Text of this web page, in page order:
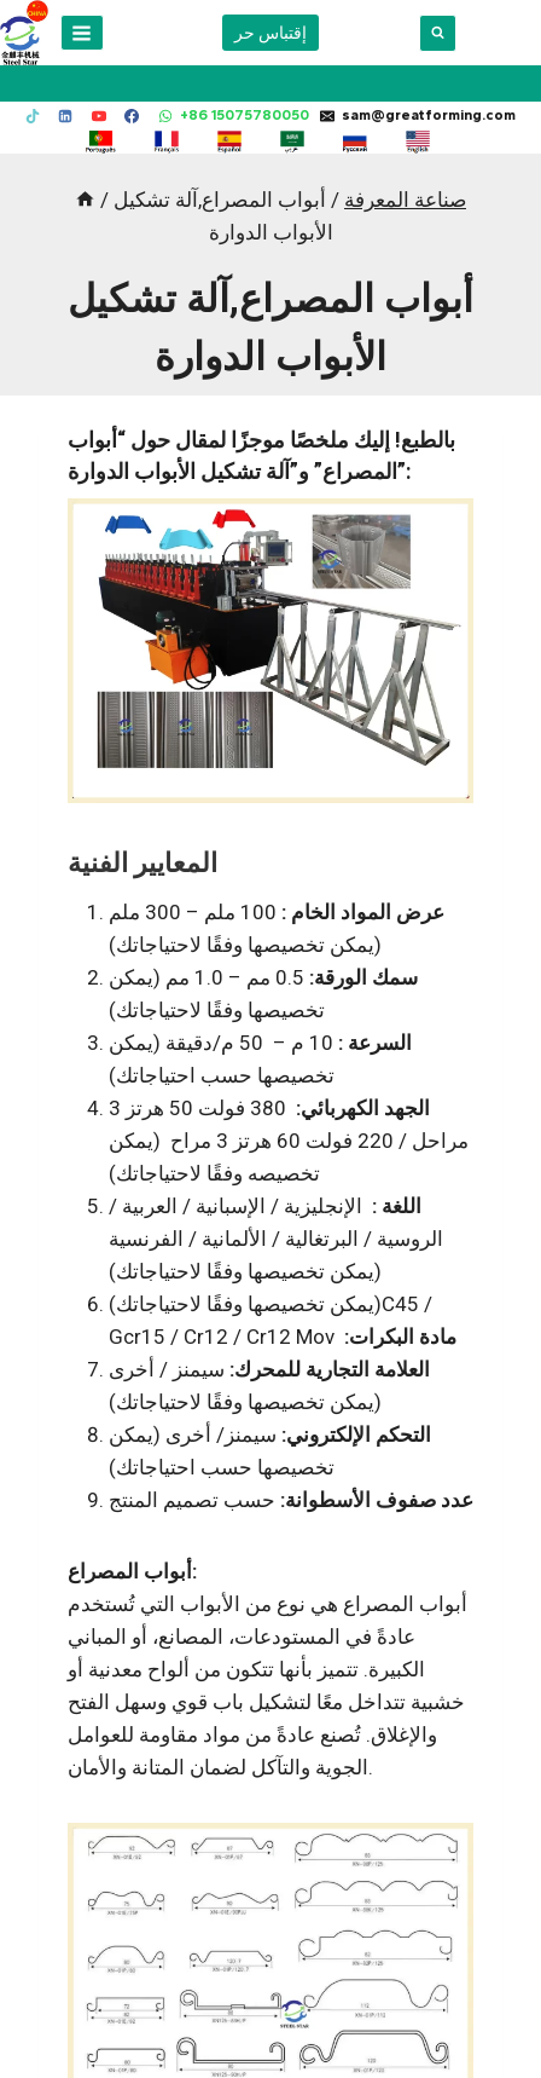
Skip
to
إقتباس حر
+86 15075780050 sam@greatforming.com
/ صناعة المعرفة / أبواب المصراع,آلة تشكيل
الأبواب الدوارة
أبواب المصراع,آلة تشكيل
الأبواب الدوارة
بالطبع! إليك ملخصًا موجزًا لمقال حول “أبواب
المصراع” و”آلة تشكيل الأبواب الدوارة”:
عرض المواد الخام :
100 ملم – 300 ملم
(يمكن تخصيصها وفقًا لاحتياجاتك)
سمك الورقة:
0.5 مم – 1.0 مم (يمكن
تخصيصها وفقًا لاحتياجاتك)
السرعة :
10 م – 50 م/دقيقة (يمكن
تخصيصها حسب احتياجاتك)
الجهد الكهربائي:
380 فولت 50 هرتز 3
مراحل / 220 فولت 60 هرتز 3 مراح (يمكن
تخصيصه وفقًا لاحتياجاتك)
اللغة : الإنجليزية / الإسبانية / العربية /
الروسية / البرتغالية / الألمانية / الفرنسية
(يمكن تخصيصها وفقًا لاحتياجاتك)
(يمكن تخصيصها وفقًا لاحتياجاتك)C45 /
Gcr15 / Cr12 / Cr12 Mov
:مادة البكرات
العلامة التجارية للمحرك: سيمنز / أخرى
(يمكن تخصيصها وفقًا لاحتياجاتك)
التحكم الإلكتروني: سيمنز/ أخرى (يمكن
تخصيصها حسب احتياجاتك)
عدد صفوف الأسطوانة: حسب تصميم المنتج
أبواب المصراع:
أبواب المصراع هي نوع من الأبواب التي تُستخدم
عادةً في المستودعات، المصانع، أو المباني
الكبيرة. تتميز بأنها تتكون من ألواح معدنية أو
خشبية تتداخل معًا لتشكيل باب قوي وسهل الفتح
والإغلاق. تُصنع عادةً من مواد مقاومة للعوامل
الجوية والتآكل لضمان المتانة والأمان.